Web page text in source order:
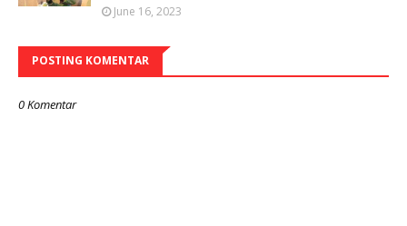
June 16, 2023
POSTING KOMENTAR
0 Komentar